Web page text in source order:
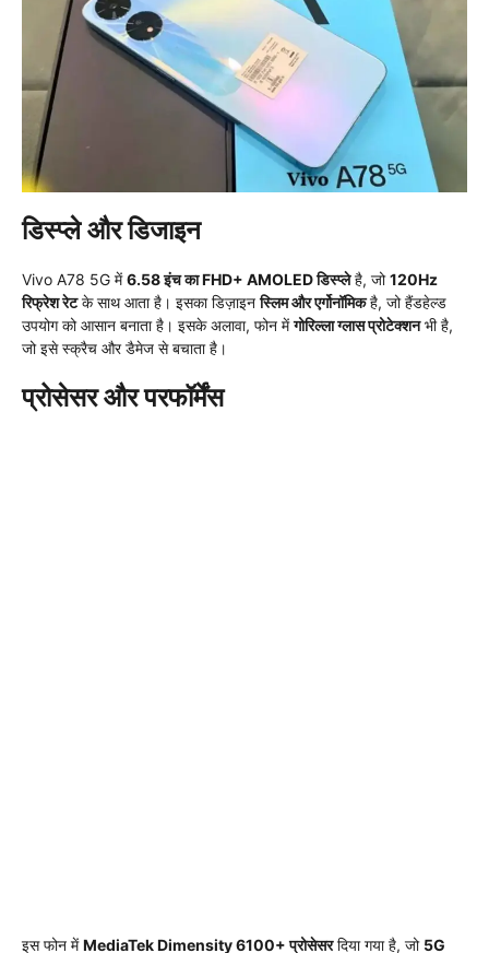
डिस्प्ले और डिजाइन
Vivo A78 5G में6.58 इंच का FHD+ AMOLED डिस्प्लेहै, जो120Hz
रिफ्रेश रेटके साथ आता है। इसका डिज़ाइनस्लिम और एर्गोनॉमिकहै, जो हैंडहेल्ड
उपयोग को आसान बनाता है। इसके अलावा, फोन मेंगोरिल्ला ग्लास प्रोटेक्शनभी है,
जो इसे स्क्रैच और डैमेज से बचाता है।
प्रोसेसर और परफॉर्मेंस
इस फोन मेंMediaTek Dimensity 6100+ प्रोसेसरदिया गया है, जो 5G